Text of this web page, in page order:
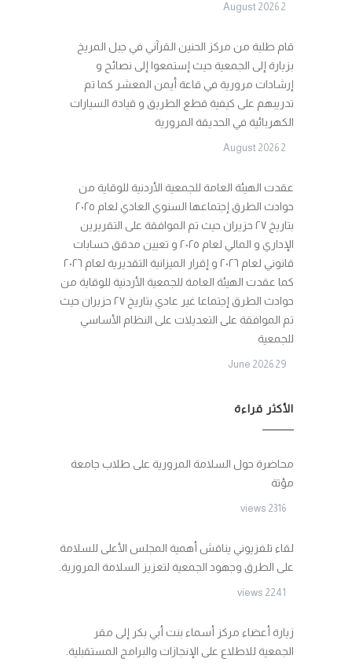
2 August 2026
قام طلبة من مركز الحنين القرآني في جبل المريخ
بزيارة إلى الجمعية حيث إستمعوا إلى نصائح و
إرشادات مرورية في قاعة أيمن المعشر كما تم
تدريبهم على كيفية قطع الطريق و قيادة السيارات
الكهربائية في الحديقة المرورية
2 August 2026
عقدت الهيئة العامة للجمعية الأردنية للوقاية من
حوادث الطرق إجتماعها السنوي العادي لعام ٢٠٢٥
بتاريخ ٢٧ حزيران حيث تم الموافقة على التقريرين
الإداري و المالي لعام ٢٠٢٥ و تعيين مدقق حسابات
قانوني لعام ٢٠٢٦ و إقرار الميزانية التقديرية لعام ٢٠٢٦
كما عقدت الهيئة العامة للجمعية الأردنية للوقاية من
حوادث الطرق إجتماعا غير عادي بتاريخ ٢٧ حزيران حيث
تم الموافقة على التعديلات على النظام الأساسي
للجمعية
29 June 2026
الأكثر قراءة
محاضرة حول السلامة المرورية على طلاب جامعة
مؤتة
2316 views
لقاء تلفزيوني يناقش أهمية المجلس الأعلى للسلامة
على الطرق وجهود الجمعية لتعزيز السلامة المرورية.
2241 views
زيارة أعضاء مركز أسماء بنت أبي بكر إلى مقر
الجمعية للاطلاع على الإنجازات والبرامج المستقبلية.